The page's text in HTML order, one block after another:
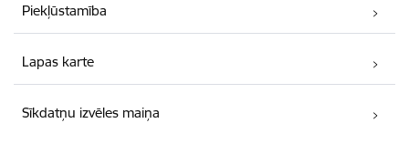
Piekļūstamība
Lapas karte
Sīkdatņu izvēles maiņa